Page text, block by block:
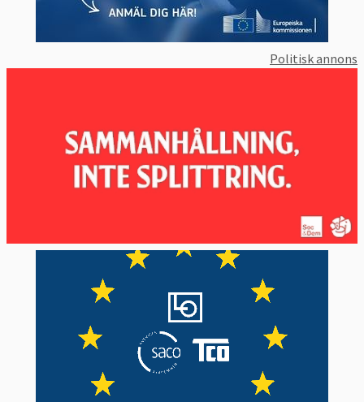
Politisk annons